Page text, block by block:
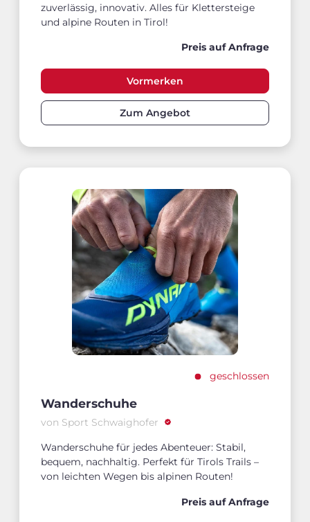
zuverlässig, innovativ. Alles für Klettersteige
und alpine Routen in Tirol!
Preis auf Anfrage
Vormerken
Zum Angebot
geschlossen
Wanderschuhe
von Sport Schwaighofer
Wanderschuhe für jedes Abenteuer: Stabil,
bequem, nachhaltig. Perfekt für Tirols Trails –
von leichten Wegen bis alpinen Routen!
Preis auf Anfrage